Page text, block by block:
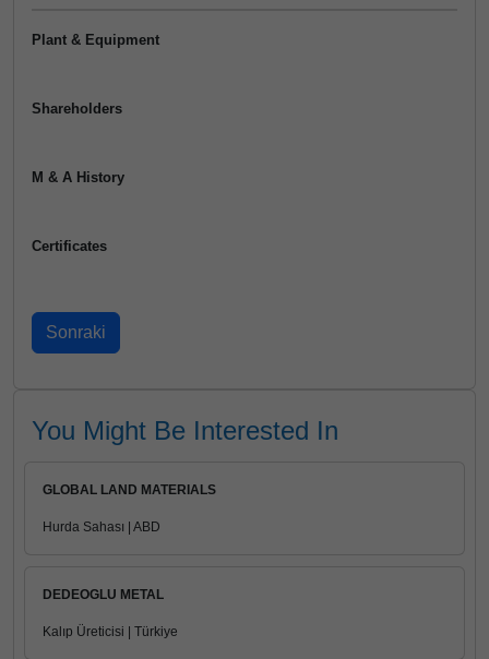
Plant & Equipment
Shareholders
M & A History
Certificates
You Might Be Interested In
GLOBAL LAND MATERIALS
Hurda Sahası | ABD
DEDEOGLU METAL
Kalıp Üreticisi | Türkiye